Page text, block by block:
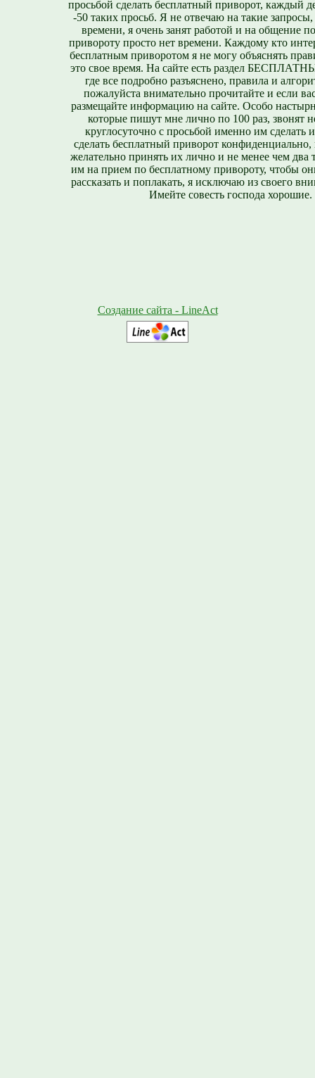
просьбой сделать бесплатный приворот, каждый
-50 таких просьб. Я не отвечаю на такие
времени, я очень занят работой и на общение
привороту просто нет времени. Каждому кто
бесплатным приворотом я не могу объяснять
это свое время. На сайте есть раздел
где все подробно разъяснено, правила и
пожалуйста внимательно прочитайте и если
размещайте информацию на сайте. Особо
которые пишут мне лично по 100 раз, звонят
круглосуточно с просьбой именно им сделать
сделать бесплатный приворот конфиденциально,
желательно принять их лично и не менее чем два
им на прием по бесплатному привороту, чтобы
рассказать и поплакать, я исключаю из своего
Имейте совесть господа хорошие.
Создание сайта - LineAct